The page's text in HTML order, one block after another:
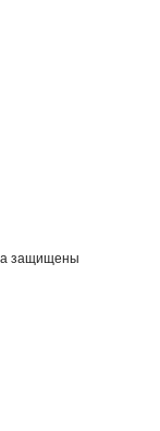
защищены